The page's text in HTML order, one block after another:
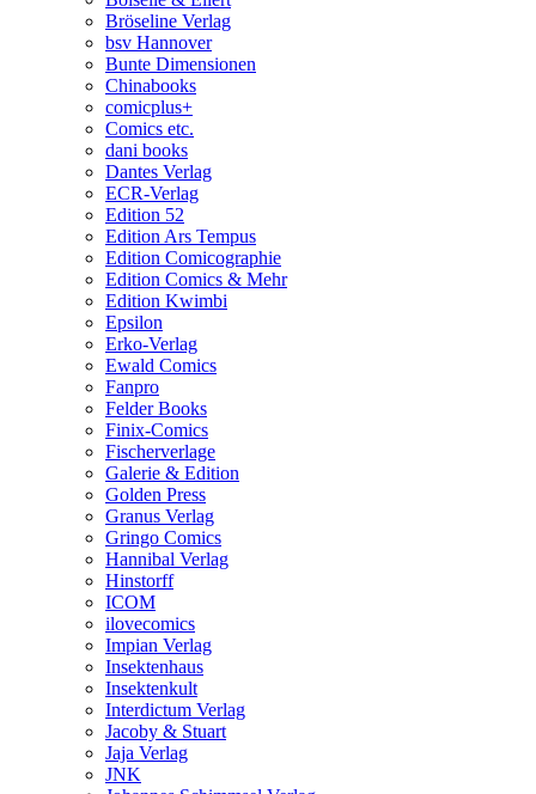
Bröseline Verlag
bsv Hannover
Bunte Dimensionen
Chinabooks
comicplus+
Comics etc.
dani books
Dantes Verlag
ECR-Verlag
Edition 52
Edition Ars Tempus
Edition Comicographie
Edition Comics & Mehr
Edition Kwimbi
Epsilon
Erko-Verlag
Ewald Comics
Fanpro
Felder Books
Finix-Comics
Fischerverlage
Galerie & Edition
Golden Press
Granus Verlag
Gringo Comics
Hannibal Verlag
Hinstorff
ICOM
ilovecomics
Impian Verlag
Insektenhaus
Insektenkult
Interdictum Verlag
Jacoby & Stuart
Jaja Verlag
JNK